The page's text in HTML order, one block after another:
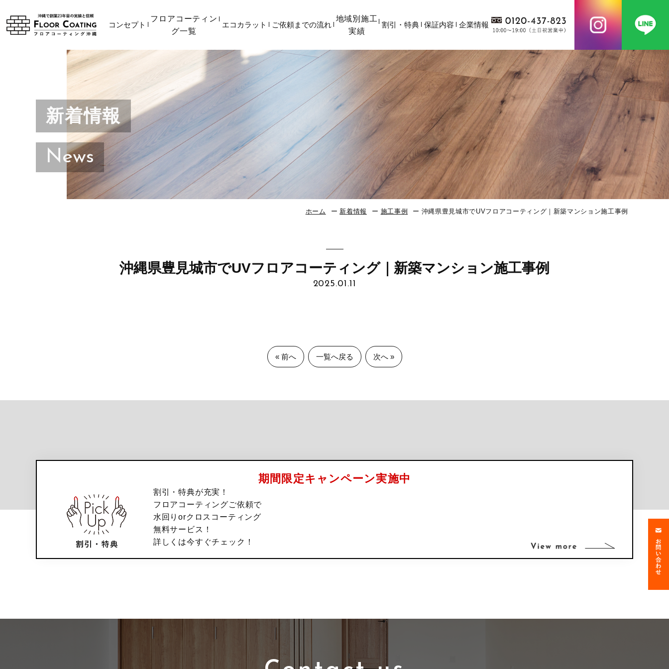
コンセプト
フロアコーティン
グ一覧
エコカラット ご依頼までの流れ
地域別施工
実績
割引・特典 保証内容 企業情報
新着情報
News
ホーム 新着情報 施工事例 沖縄県豊見城市でUVフロアコーティング｜新築マンション施工事例
沖縄県豊見城市でUVフロアコーティング｜新築マンション施工事例
2025.01.11
« 前へ 一覧へ戻る 次へ »
期間限定キャンペーン実施中
割引・特典が充実！
フロアコーティングご依頼で
水回りorクロスコーティング
無料サービス！
詳しくは今すぐチェック！